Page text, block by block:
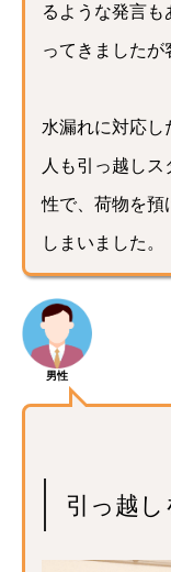
るような発言
ってきましたが
水漏れに対応し
人も引っ越し
性で、荷物を預
しまいました。
男性
引っ越